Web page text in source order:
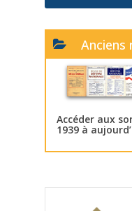
Anciens
Accéder aux
1939 à